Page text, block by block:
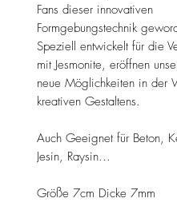
Fans dieser innovativen
Formgebungstechnik
Speziell entwickelt für die
mit Jesmonite, eröffnen
neue Möglichkeiten in der
kreativen Gestaltens.
Auch Geeignet für Beton,
Jesin, Raysin...
Größe 7cm Dicke 7mm